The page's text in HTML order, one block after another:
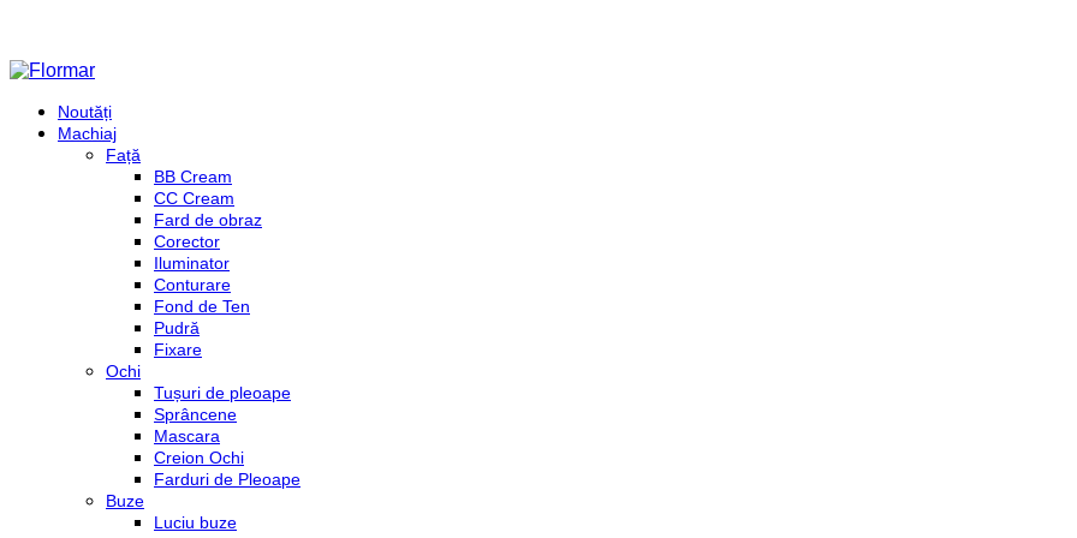
Noutăți
Machiaj
Față
BB Cream
CC Cream
Fard de obraz
Corector
Iluminator
Conturare
Fond de Ten
Pudră
Fixare
Ochi
Tușuri de pleoape
Sprâncene
Mascara
Creion Ochi
Farduri de Pleoape
Buze
Luciu buze